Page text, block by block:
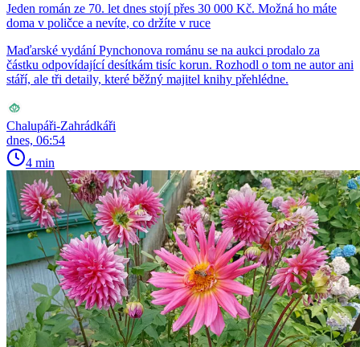
Jeden román ze 70. let dnes stojí přes 30 000 Kč. Možná ho máte
doma v poličce a nevíte, co držíte v ruce
Maďarské vydání Pynchonova románu se na aukci prodalo za
částku odpovídající desítkám tisíc korun. Rozhodl o tom ne autor ani
stáří, ale tři detaily, které běžný majitel knihy přehlédne.
Chalupáři-Zahrádkáři
dnes, 06:54
4 min